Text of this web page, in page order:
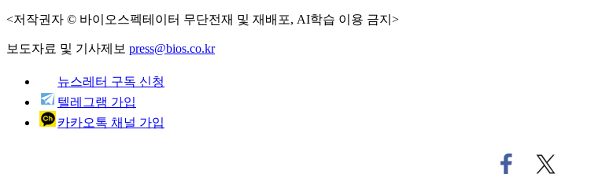
<저작권자 © 바이오스펙테이터 무단전재 및 재배포, AI학습 이용 금지>
보도자료 및 기사제보 press@bios.co.kr
뉴스레터 구독 신청
텔레그램 가입
카카오톡 채널 가입
페
트